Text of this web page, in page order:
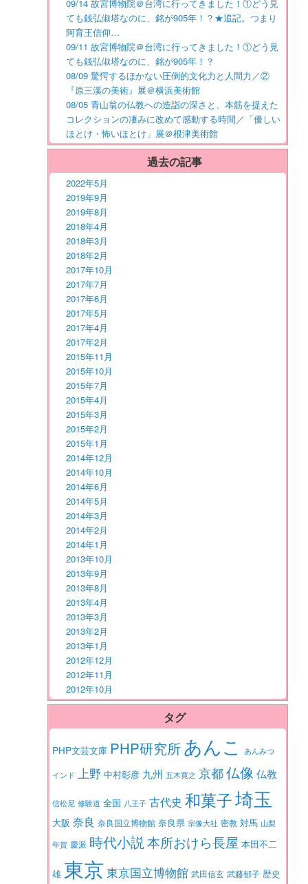
09/14 故宮博物院＠台湾に行ってきました！①どう見
ても銭弘俶塔なのに、銘が905年！？★追記。つまり
阿育王信仰…
09/11 故宮博物院＠台湾に行ってきました！①どう見
ても銭弘俶塔なのに、銘が905年！？
08/09 驚愕するほかない圧倒的文化力と人間力／②
『原三溪の美術』展＠横浜美術館
08/05 青山翁の仏教への造詣の深さと、本筋を捉えた
コレクションの凄みに改めて感動する時間／「優しい
ほとけ・怖いほとけ」展＠根津美術館
過去の記事
2022年5月
2019年9月
2019年8月
2018年4月
2018年3月
2018年2月
2017年10月
2017年7月
2017年6月
2017年5月
2017年4月
2017年2月
2015年11月
2015年10月
2015年7月
2015年4月
2015年3月
2015年2月
2015年1月
2014年12月
2014年10月
2014年6月
2014年5月
2014年3月
2014年2月
2014年1月
2013年10月
2013年9月
2013年8月
2013年4月
2013年3月
2013年2月
2013年1月
2012年12月
2012年11月
2012年10月
タグ
PHP文芸文庫 PHP研究所あんこ あんみつ
インド 上野 中村彰彦 九州 五木寛之 京都仏像 仏教
信松尼 修験道 全国 八王子 古代史 和菓子埼玉
大阪 奈良 奈良国立博物館 奈良県 宗像大社 密教 対馬 山梨
年賀 慶派 時代小説本所おけら長屋 本田不二
雄 東京 東京国立博物館 武田信玄 武藤郁子 歴史